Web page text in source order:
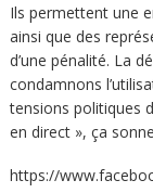
Ils permettent une
ainsi que des
d’une pénalité. La
condamnons
tensions politiques
en direct », ça
https://